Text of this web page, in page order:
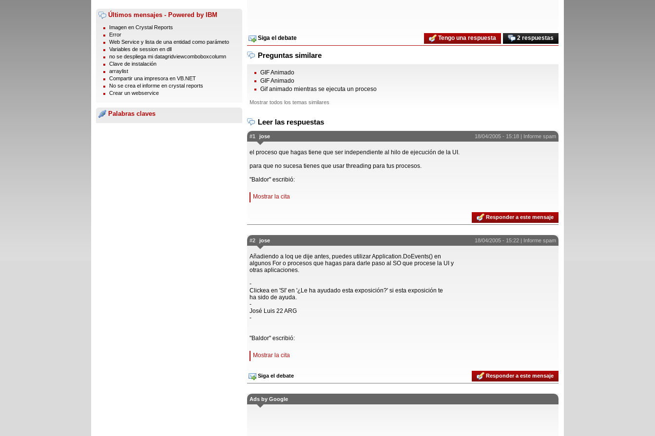
Últimos mensajes - Powered by IBM
Imagen en Crystal Reports
Error
Web Service y lista de una entidad como parámeto
Variables de session en dll
no se despliega mi datagridviewcomboboxcolumn
Clave de instalación
arraylist
Compartir una impresora en VB.NET
No se crea el informe en crystal reports
Crear un webservice
Palabras claves
Siga el debate 2 respuestas
Tengo una respuesta
Preguntas similare
GIF Animado
GIF Animado
Gif animado mientras se ejecuta un proceso
Mostrar todos los temas similares
Leer las respuestas
#1 jose 18/04/2005 - 15:18 | Informe spam
el proceso que hagas tiene que ser independiente al hilo de ejecución de la UI.
para que no sucesa tienes que usar threading para tus procesos.
"Baldor" escribió:
Mostrar la cita
Responder a este mensaje
#2 jose 18/04/2005 - 15:22 | Informe spam
Añadiendo a loq ue dije antes, puedes utilizar Application.DoEvents() en
algunos For o procesos que hagas para darle paso al SO que procese la UI y
otras aplicaciones.
-
Clickea en 'SI' en '¿Le ha ayudado esta exposición?' si esta exposición te
ha sido de ayuda.
-
José Luis 22 ARG
-
"Baldor" escribió:
Mostrar la cita
Siga el debate Responder a este mensaje
Ads by Google